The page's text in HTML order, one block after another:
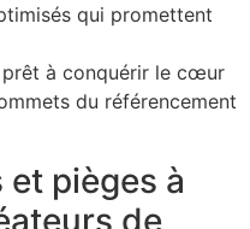
qui promettent
prêt à conquérir le cœur
du référencement
pièges à